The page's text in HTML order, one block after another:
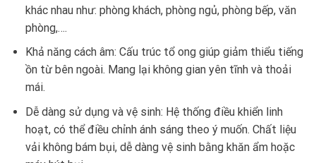
khác nhau như: phòng khách, phòng ngủ, phòng bếp, văn
phòng,….
Khả năng cách âm: Cấu trúc tổ ong giúp giảm thiểu tiếng
ồn từ bên ngoài. Mang lại không gian yên tĩnh và thoải
mái.
Dễ dàng sử dụng và vệ sinh: Hệ thống điều khiển linh
hoạt, có thể điều chỉnh ánh sáng theo ý muốn. Chất liệu
vải không bám bụi, dễ dàng vệ sinh bằng khăn ẩm hoặc